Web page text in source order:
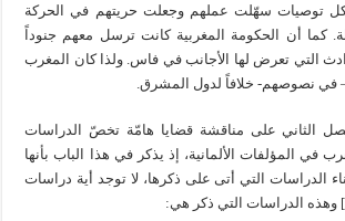
توصيات سهّلت عملهم وجعلت حريتهم في الحركة
كما أن الحكومة المغربية كانت ترسل معهم جنوداً
التي تعرض لها الأجانب في فاس. ولذا كان المغرب
– في نصوصهم- خلافاً لدول المشرق.
الثاني على مناقشة قضايا هامّة تخصّ الدراسات
في المؤلفات الألمانية، إذ يذكر في هذا الباب بأنها
الدراسات التي أتى على ذكرها، لا توجد أية دراسات